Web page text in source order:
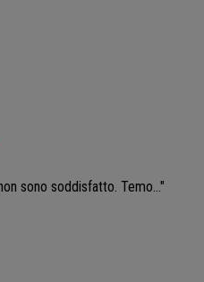
sono soddisfatto. Temo..."